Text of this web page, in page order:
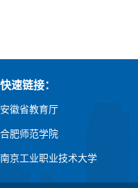
快速链接：
安徽省教育厅
合肥师范学院
南京工业职业技术大学